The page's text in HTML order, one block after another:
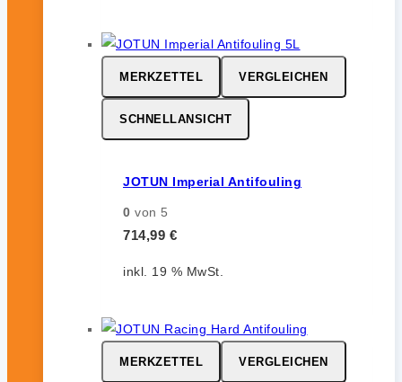
MERKZETTEL VERGLEICHEN
SCHNELLANSICHT
JOTUN Imperial Antifouling
0 von 5
714,99 €
inkl. 19 % MwSt.
MERKZETTEL VERGLEICHEN